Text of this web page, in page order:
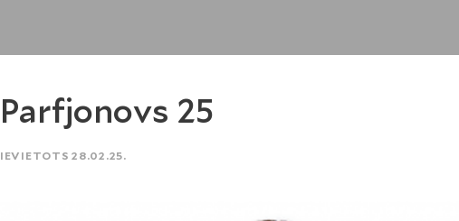
Parfjonovs 25
IEVIETOTS 28.02.25.